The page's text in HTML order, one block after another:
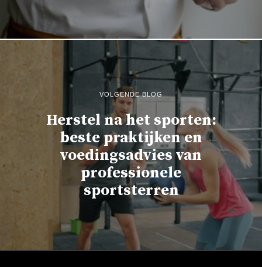
VOLGENDE BLOG
Herstel na het sporten:
beste praktijken en
voedingsadvies van
professionele
sportsterren